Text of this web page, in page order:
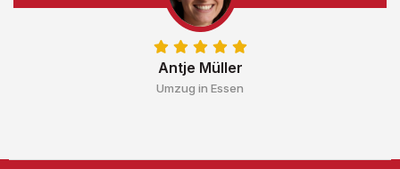
Antje Müller
Umzug in Essen